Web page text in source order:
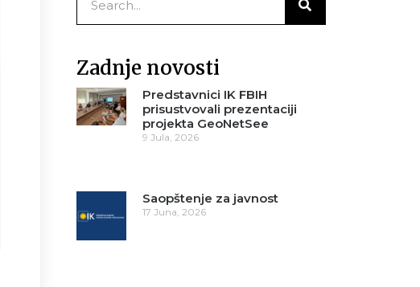
Zadnje novosti
Predstavnici IK FBIH
prisustvovali prezentaciji
projekta GeoNetSee
9 Jula, 2026
Saopštenje za javnost
17 Juna, 2026